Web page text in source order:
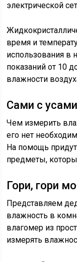
электрической
время и
использования в
показаний от 10
влажности
Сами с усами
Чем измерить
его нет
На помощь
предметы,
Гори, гори
Представляем
влажность в
влагомер из
измерять